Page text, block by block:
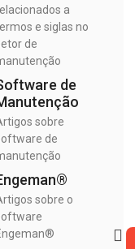
a
e siglas no
de
de
sobre
de
sobre o